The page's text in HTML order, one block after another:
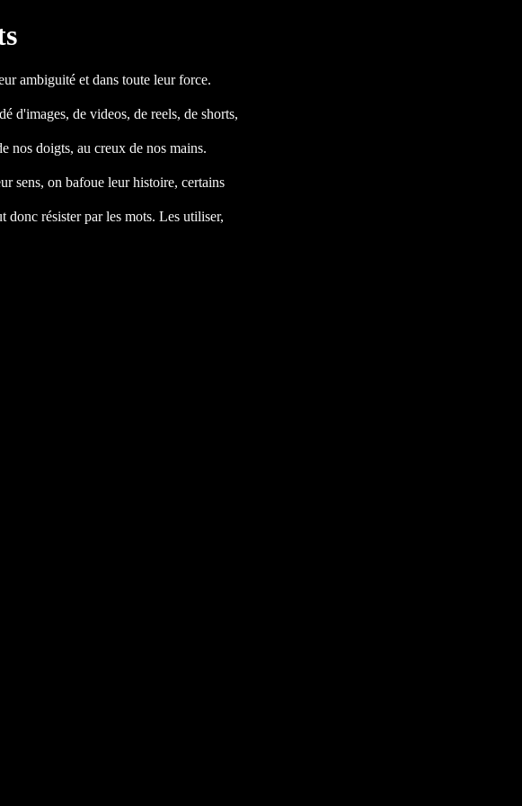
ambiguité et dans toute leur force.
d'images, de videos, de reels, de shorts,
nos doigts, au creux de nos mains.
sens, on bafoue leur histoire, certains
donc résister par les mots. Les utiliser,